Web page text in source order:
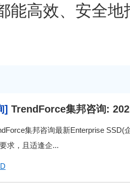
能高效、安全
] TrendForce集邦咨询:
集邦咨询最新Enterprise
求，且适逢企...